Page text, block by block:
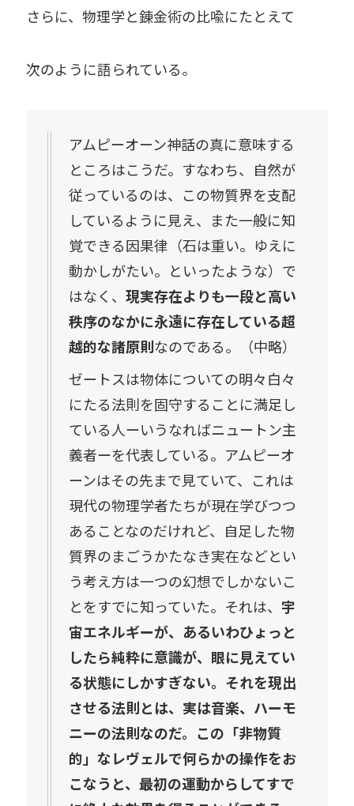
さらに、物理学と錬金術の比喩にたとえて
次のように語られている。
アムピーオーン神話の真に意味する
ところはこうだ。すなわち、自然が
従っているのは、この物質界を支配
しているように見え、また一般に知
覚できる因果律（石は重い。ゆえに
動かしがたい。といったような）で
はなく、 現実存在よりも一段と高い
秩序のなかに永遠に存在している超
越的な諸原則なのである。（中略）
ゼートスは物体についての明々白々
にたる法則を固守することに満足し
ている人ーいうなればニュートン主
義者ーを代表している。アムピーオ
ーンはその先まで見ていて、これは
現代の物理学者たちが現在学びつつ
あることなのだけれど、自足した物
質界のまごうかたなき実在などとい
う考え方は一つの幻想でしかないこ
とをすでに知っていた。それは、 宇
宙エネルギーが、あるいわひょっと
したら純粋に意識が、眼に見えてい
る状態にしかすぎない。それを現出
させる法則とは、実は音楽、ハーモ
ニーの法則なのだ。この「非物質
的」なレヴェルで何らかの操作をお
こなうと、最初の運動からしてすで